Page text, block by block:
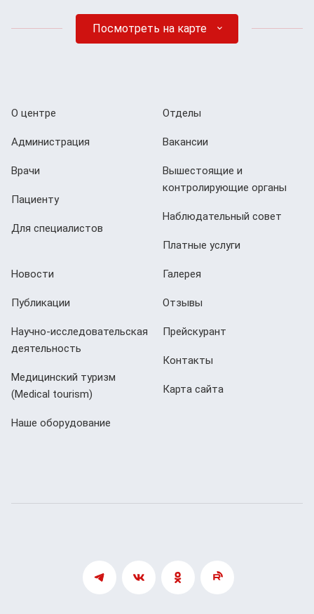
Посмотреть на карте
О центре
Администрация
Врачи
Пациенту
Для специалистов
Отделы
Вакансии
Вышестоящие и
контролирующие органы
Наблюдательный совет
Платные услуги
Новости
Публикации
Научно-исследовательская
деятельность
Медицинский туризм
(Мedical tourism)
Наше оборудование
Галерея
Отзывы
Прейскурант
Контакты
Карта сайта